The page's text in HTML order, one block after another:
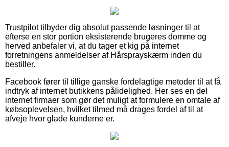
Trustpilot tilbyder dig absolut passende løsninger til at
efterse en stor portion eksisterende brugeres domme og
herved anbefaler vi, at du tager et kig på internet
forretningens anmeldelser af Hårsprayskærm inden du
bestiller.
Facebook fører til tillige ganske fordelagtige metoder til at få
indtryk af internet butikkens pålidelighed. Her ses en del
internet firmaer som gør det muligt at formulere en omtale af
købsoplevelsen, hvilket tilmed må drages fordel af til at
afveje hvor glade kunderne er.